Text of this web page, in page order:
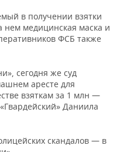
в получении взятки
медицинская маска и
ФСБ также
сегодня же суд
аресте для
взяткам за 1 млн —
Даниила
скандалов — в